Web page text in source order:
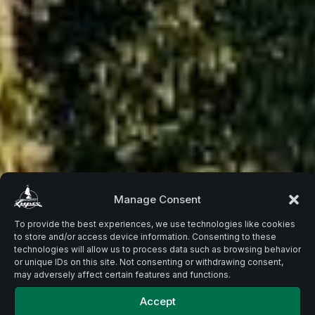
Manage Consent
To provide the best experiences, we use technologies like cookies
to store and/or access device information. Consenting to these
technologies will allow us to process data such as browsing behavior
or unique IDs on this site. Not consenting or withdrawing consent,
may adversely affect certain features and functions.
Accept
Beste
Zutaten.